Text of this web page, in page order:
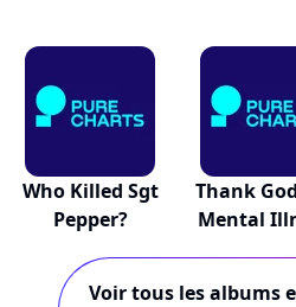
Who Killed Sgt
Pepper?
Thank
Mental
Voir tous les albums